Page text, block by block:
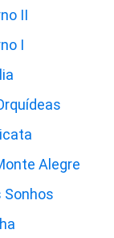
II
I
Alegre
Sonhos